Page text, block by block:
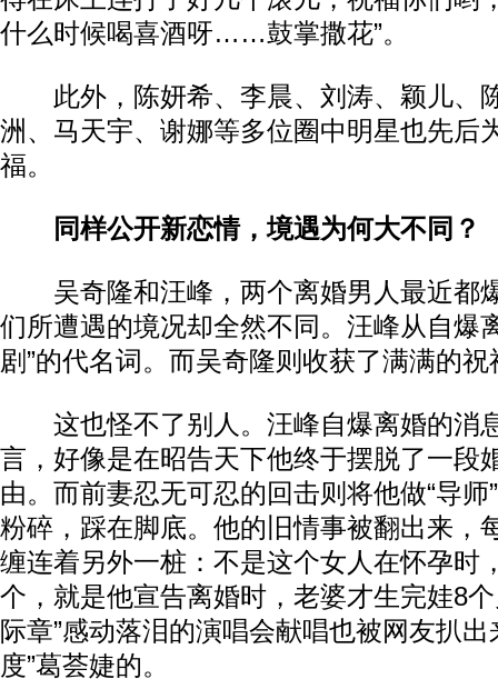
什么时候喝喜酒呀……鼓掌撒花”。
此外，陈妍希、李晨、刘涛、颖儿、
洲、马天宇、谢娜等多位圈中明星也先后
福。
同样公开新恋情，境遇为何大不同？
吴奇隆和汪峰，两个离婚男人最近都
们所遭遇的境况却全然不同。汪峰从自爆
剧”的代名词。而吴奇隆则收获了满满的祝
这也怪不了别人。汪峰自爆离婚的消
言，好像是在昭告天下他终于摆脱了一段
由。而前妻忍无可忍的回击则将他做“导师
粉碎，踩在脚底。他的旧情事被翻出来，
缠连着另外一桩：不是这个女人在怀孕时
个，就是他宣告离婚时，老婆才生完娃8
际章”感动落泪的演唱会献唱也被网友扒
度”葛荟婕的。